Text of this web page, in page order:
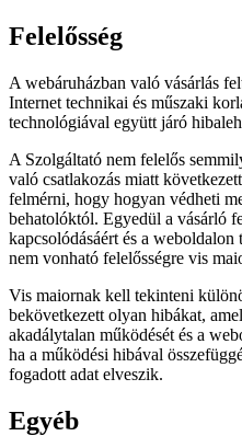
Felelősség
A webáruházban való vásárlás
Internet technikai és műszaki
technológiával együtt járó
A Szolgáltató nem felelős
való csatlakozás miatt
felmérni, hogy hogyan védheti
behatolóktól. Egyedül a vásárló
kapcsolódásáért és a
nem vonható felelősségre vis
Vis maiornak kell tekinteni
bekövetkezett olyan hibákat,
akadálytalan működését és a
ha a működési hibával
fogadott adat elveszik.
Egyéb